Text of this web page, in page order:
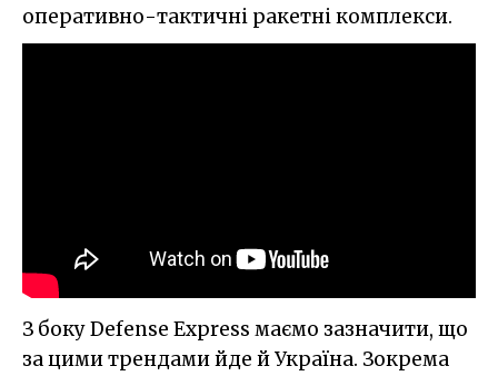
оперативно-тактичні ракетні комплекси.
З боку Defense Express маємо зазначити, що
за цими трендами йде й Україна. Зокрема